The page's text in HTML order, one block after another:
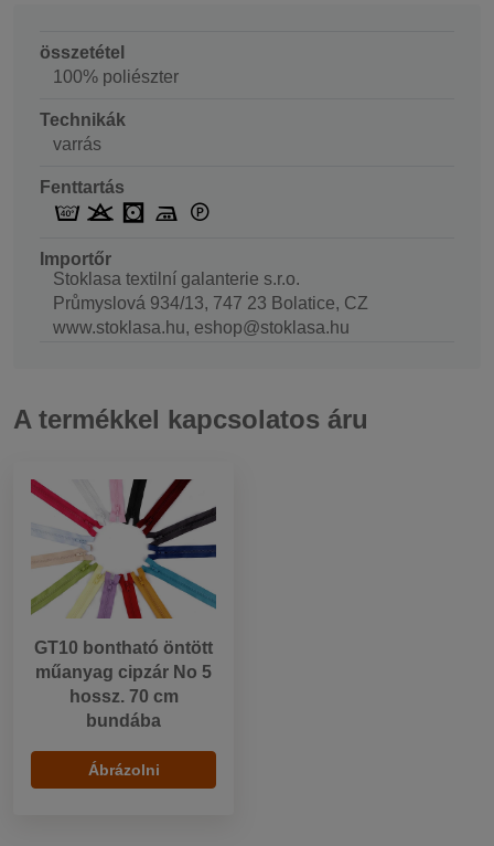
összetétel
100% poliészter
Technikák
varrás
Fenttartás
Importőr
Stoklasa textilní galanterie s.r.o.
Průmyslová 934/13, 747 23 Bolatice, CZ
www.stoklasa.hu, eshop@stoklasa.hu
A termékkel kapcsolatos áru
GT10 bontható öntött
műanyag cipzár No 5
hossz. 70 cm
bundába
Ábrázolni